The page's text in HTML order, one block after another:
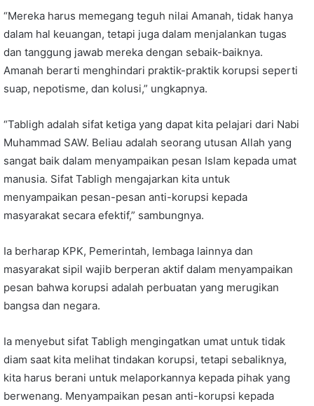
“Mereka harus memegang teguh nilai Amanah, tidak hanya
dalam hal keuangan, tetapi juga dalam menjalankan tugas
dan tanggung jawab mereka dengan sebaik-baiknya.
Amanah berarti menghindari praktik-praktik korupsi seperti
suap, nepotisme, dan kolusi,” ungkapnya.
“Tabligh adalah sifat ketiga yang dapat kita pelajari dari Nabi
Muhammad SAW. Beliau adalah seorang utusan Allah yang
sangat baik dalam menyampaikan pesan Islam kepada umat
manusia. Sifat Tabligh mengajarkan kita untuk
menyampaikan pesan-pesan anti-korupsi kepada
masyarakat secara efektif,” sambungnya.
Ia berharap KPK, Pemerintah, lembaga lainnya dan
masyarakat sipil wajib berperan aktif dalam menyampaikan
pesan bahwa korupsi adalah perbuatan yang merugikan
bangsa dan negara.
Ia menyebut sifat Tabligh mengingatkan umat untuk tidak
diam saat kita melihat tindakan korupsi, tetapi sebaliknya,
kita harus berani untuk melaporkannya kepada pihak yang
berwenang. Menyampaikan pesan anti-korupsi kepada